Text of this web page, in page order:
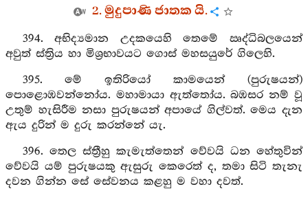
2. මුදුපාණි ජාතක යි.
394. අභිද්‍යමාන උදකයෙහි තෙමේ ඍද්ධිබලයෙන්
අවුත් ස්ත්‍රිය හා මිශ්‍රභාවයට ගොස් මහසයුරේ ගිලෙහි.
395. මේ ඉතිරියෝ කාමයෙන් (පුරුෂයන්)
පොළොඹවන්නෝය. මහාමායා ඇත්තෝය. බඹසර නම් වූ
උතුම් හැසිරීම නසා පුරුෂයන් අපායේ ගිල්වත්. මෙය දැන
ඇය දුරින් ම දුරු කරන්නේ යැ.
396. තෙල ස්ත්‍රීහු කැමැත්තෙන් වේවයි ධන හේතුවින්
වේවයි යම් පුරුෂයකු ඇසුරු කෙරෙත් ද, තමා සිටි තැනැ
දවන ගින්න සේ සේවනය කළහු ම වහා දවත්.